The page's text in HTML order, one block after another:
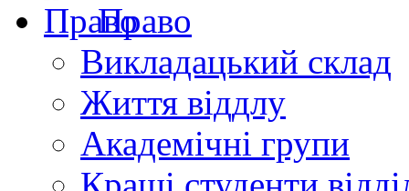
Право
Викладацький склад
Життя віддлу
Академічні групи